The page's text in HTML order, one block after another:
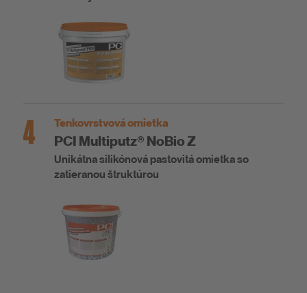
4 Tenkovrstvová omietka
PCI Multiputz® NoBio Z
Unikátna silikónová pastovitá omietka so
zatieranou štruktúrou